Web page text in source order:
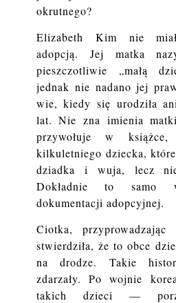
okrutnego?
Elizabeth Kim nie
adopcją. Jej matka
pieszczotliwie „małą
jednak nie nadano jej
wie, kiedy się urodziła
lat. Nie zna imienia
przywołuje w
kilkuletniego dziecka,
dziadka i wuja, lecz
Dokładnie to
dokumentacji adopcyjnej.
Ciotka,
stwierdziła, że to obce
na drodze. Takie
zdarzały. Po wojnie
takich dzieci —